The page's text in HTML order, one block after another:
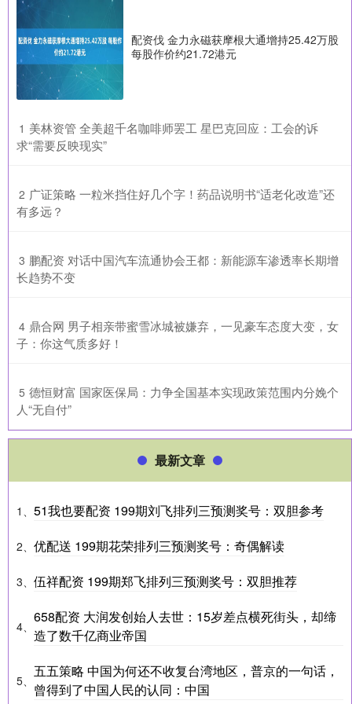
配资伐 金力永磁获摩根大通增持25.42万股
每股作价约21.72港元
1 ​美林资管 全美超千名咖啡师罢工 星巴克回应：工会的诉
求“需要反映现实”
2 ​广证策略 一粒米挡住好几个字！药品说明书“适老化改造”还
有多远？
3 ​鹏配资 对话中国汽车流通协会王都：新能源车渗透率长期增
长趋势不变
4 ​鼎合网 男子相亲带蜜雪冰城被嫌弃，一见豪车态度大变，女
子：你这气质多好！
5 ​德恒财富 国家医保局：力争全国基本实现政策范围内分娩个
人“无自付”
最新文章
1、 51我也要配资 199期刘飞排列三预测奖号：双胆参考
2、 优配送 199期花荣排列三预测奖号：奇偶解读
3、 伍祥配资 199期郑飞排列三预测奖号：双胆推荐
4、
658配资 大润发创始人去世：15岁差点横死街头，却缔
造了数千亿商业帝国
5、
五五策略 中国为何还不收复台湾地区，普京的一句话，
曾得到了中国人民的认同：中国